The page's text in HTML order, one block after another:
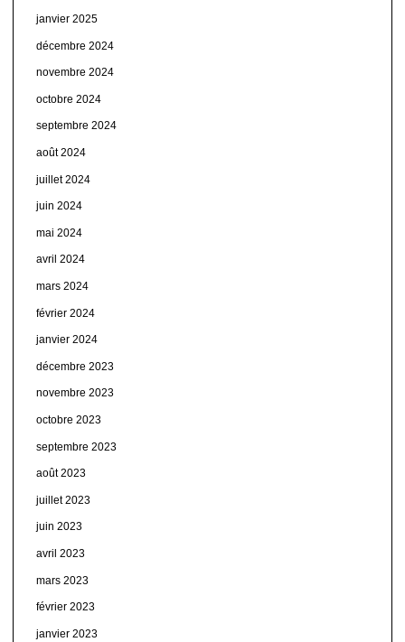
janvier 2025
décembre 2024
novembre 2024
octobre 2024
septembre 2024
août 2024
juillet 2024
juin 2024
mai 2024
avril 2024
mars 2024
février 2024
janvier 2024
décembre 2023
novembre 2023
octobre 2023
septembre 2023
août 2023
juillet 2023
juin 2023
avril 2023
mars 2023
février 2023
janvier 2023